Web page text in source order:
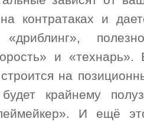
контратаках и
«дриблинг»,
и
на
крайнему
И ещё